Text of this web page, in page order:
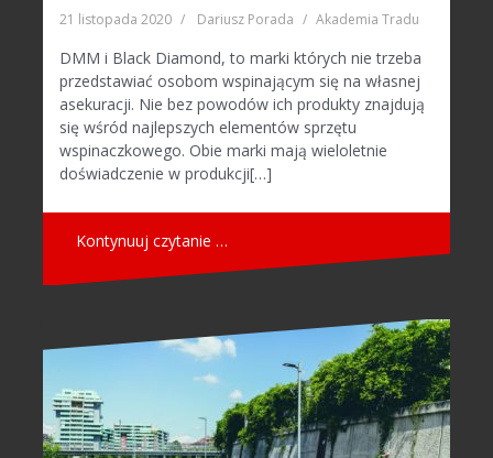
21 listopada 2020 Dariusz Porada Akademia Tradu
DMM i Black Diamond, to marki których nie trzeba
przedstawiać osobom wspinającym się na własnej
asekuracji. Nie bez powodów ich produkty znajdują
się wśród najlepszych elementów sprzętu
wspinaczkowego. Obie marki mają wieloletnie
doświadczenie w produkcji[…]
Kontynuuj czytanie …